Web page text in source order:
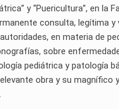
y “Puericultura”, en la
consulta, legítima y
en materia de
sobre
pediátrica y patología
obra y su magnífico